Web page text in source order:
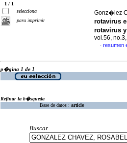
1 / 1
selecciona
para imprimir
Gonz�lez
rotavirus
rotavirus
vol.56,
· resumen
p�gina 1 de 1
Refinar la b�squeda
Base de datos : article
Buscar